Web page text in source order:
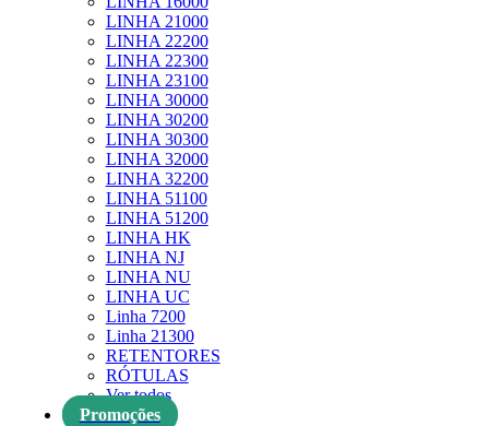
LINHA 21000
LINHA 22200
LINHA 22300
LINHA 23100
LINHA 30000
LINHA 30200
LINHA 30300
LINHA 32000
LINHA 32200
LINHA 51100
LINHA 51200
LINHA HK
LINHA NJ
LINHA NU
LINHA UC
Linha 7200
Linha 21300
RETENTORES
RÓTULAS
Ver todos
Promoções